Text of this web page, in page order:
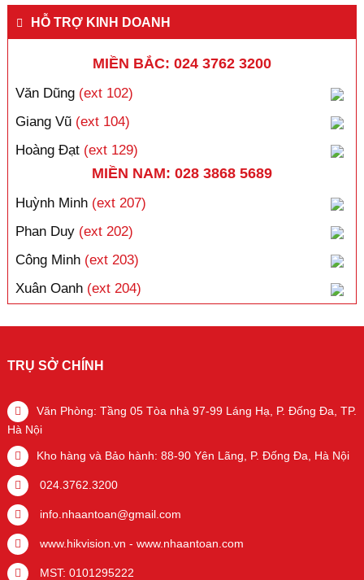
HỖ TRỢ KINH DOANH
MIỀN BẮC: 024 3762 3200
Văn Dũng (ext 102)
Giang Vũ (ext 104)
Hoàng Đạt (ext 129)
MIỀN NAM: 028 3868 5689
Huỳnh Minh (ext 207)
Phan Duy (ext 202)
Công Minh (ext 203)
Xuân Oanh (ext 204)
TRỤ SỞ CHÍNH
Văn Phòng: Tầng 05 Tòa nhà 97-99 Láng Hạ, P. Đống Đa, TP.
Hà Nội
Kho hàng và Bảo hành: 88-90 Yên Lãng, P. Đống Đa, Hà Nội
024.3762.3200
info.nhaantoan@gmail.com
www.hikvision.vn - www.nhaantoan.com
MST: 0101295222